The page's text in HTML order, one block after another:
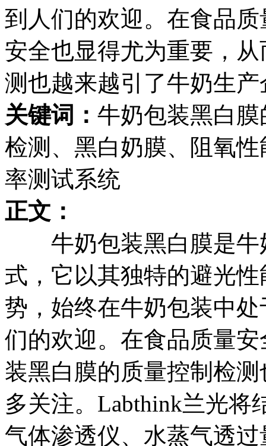
到人们的欢迎。在食品
安全也显得尤为重要，
测也越来越引了牛奶生
关键词： 牛奶包装黑白
检测、黑白奶膜、阻氧
率测试系统
正文：
牛奶包装黑白膜是牛
式，它以其独特的避光
势，始终在牛奶包装中
们的欢迎。在食品质量
装黑白膜的质量控制检
多关注。Labthink兰光将
气体渗透仪、水蒸气透